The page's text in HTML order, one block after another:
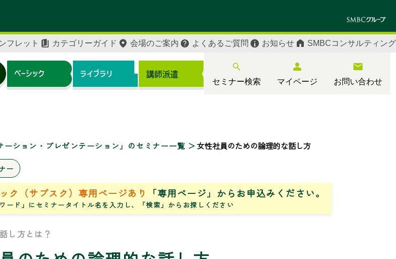
セミナー検索 マイページ お問い合わせ
フレット カテゴリーガイド 会場のご案内 よくあるご質問 お知らせ SMBCコンサルティング
ーション・プレゼンテーション」のセミナー一覧 女性社員のための論理的な話し方
ー
ク（サブスク）専用ページあり 「専用ページ」からお申込みください。
ワード」にセミナータイトル名を入力し、「検索」からお探しください
し方とは？